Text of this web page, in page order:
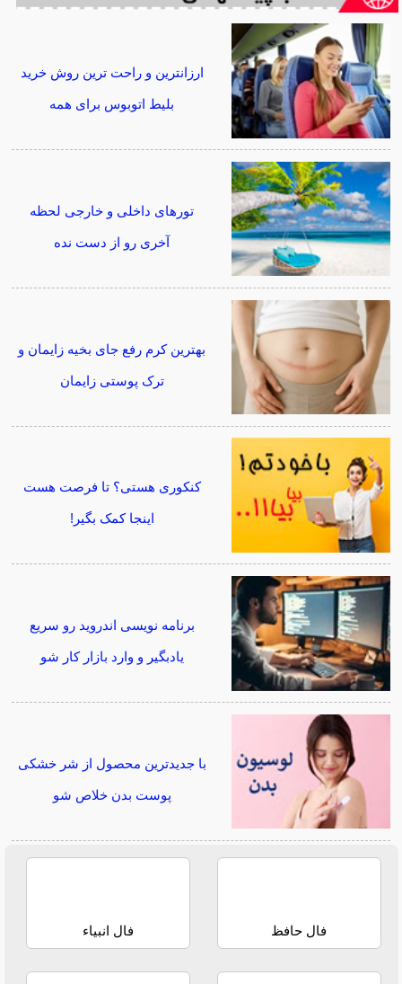
ارزانترین و راحت ترین روش خرید
بلیط اتوبوس برای همه
تورهای داخلی و خارجی لحظه
آخری رو از دست نده
بهترین کرم رفع جای بخیه زایمان و
ترک پوستی زایمان
کنکوری هستی؟ تا فرصت هست
اینجا کمک بگیر!
برنامه نویسی اندروید رو سریع
یادبگیر و وارد بازار کار شو
با جدیدترین محصول از شر خشکی
پوست بدن خلاص شو
فال حافظ فال انبیاء